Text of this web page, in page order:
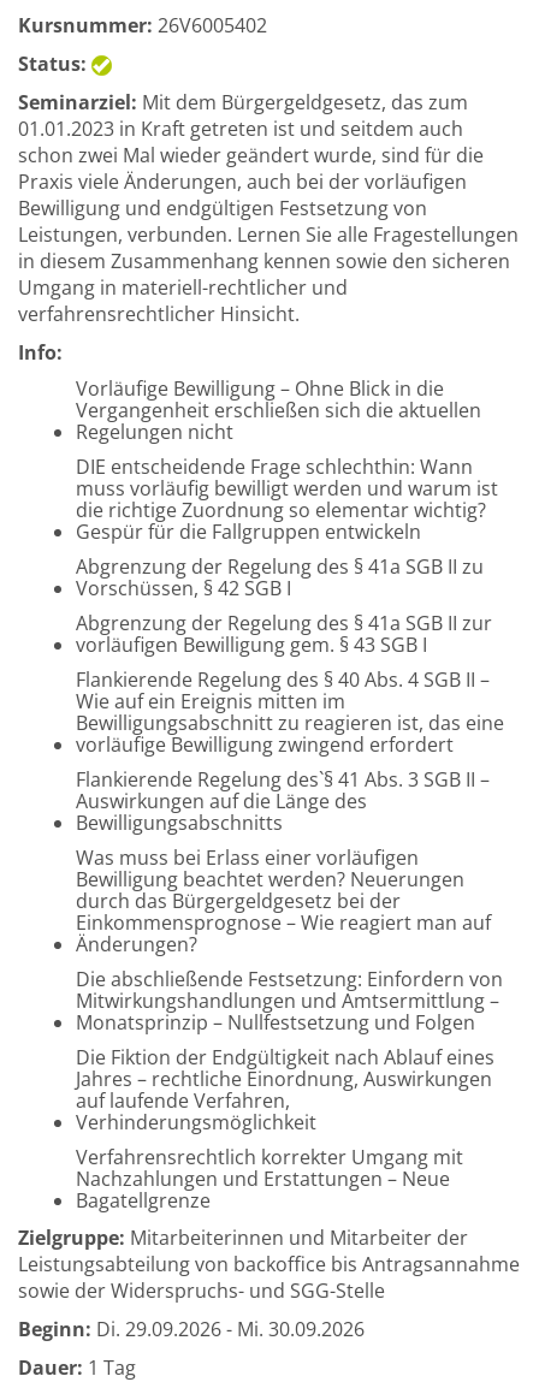
Kursnummer: 26V6005402
Status:
Seminarziel: Mit dem Bürgergeldgesetz, das zum
01.01.2023 in Kraft getreten ist und seitdem auch
schon zwei Mal wieder geändert wurde, sind für die
Praxis viele Änderungen, auch bei der vorläufigen
Bewilligung und endgültigen Festsetzung von
Leistungen, verbunden. Lernen Sie alle Fragestellungen
in diesem Zusammenhang kennen sowie den sicheren
Umgang in materiell-rechtlicher und
verfahrensrechtlicher Hinsicht.
Info:
Vorläufige Bewilligung – Ohne Blick in die
Vergangenheit erschließen sich die aktuellen
Regelungen nicht
DIE entscheidende Frage schlechthin: Wann
muss vorläufig bewilligt werden und warum ist
die richtige Zuordnung so elementar wichtig?
Gespür für die Fallgruppen entwickeln
Abgrenzung der Regelung des § 41a SGB II zu
Vorschüssen, § 42 SGB I
Abgrenzung der Regelung des § 41a SGB II zur
vorläufigen Bewilligung gem. § 43 SGB I
Flankierende Regelung des § 40 Abs. 4 SGB II –
Wie auf ein Ereignis mitten im
Bewilligungsabschnitt zu reagieren ist, das eine
vorläufige Bewilligung zwingend erfordert
Flankierende Regelung des`§ 41 Abs. 3 SGB II –
Auswirkungen auf die Länge des
Bewilligungsabschnitts
Was muss bei Erlass einer vorläufigen
Bewilligung beachtet werden? Neuerungen
durch das Bürgergeldgesetz bei der
Einkommensprognose – Wie reagiert man auf
Änderungen?
Die abschließende Festsetzung: Einfordern von
Mitwirkungshandlungen und Amtsermittlung –
Monatsprinzip – Nullfestsetzung und Folgen
Die Fiktion der Endgültigkeit nach Ablauf eines
Jahres – rechtliche Einordnung, Auswirkungen
auf laufende Verfahren,
Verhinderungsmöglichkeit
Verfahrensrechtlich korrekter Umgang mit
Nachzahlungen und Erstattungen – Neue
Bagatellgrenze
Zielgruppe: Mitarbeiterinnen und Mitarbeiter der
Leistungsabteilung von backoffice bis Antragsannahme
sowie der Widerspruchs- und SGG-Stelle
Beginn: Di. 29.09.2026 - Mi. 30.09.2026
Dauer: 1 Tag